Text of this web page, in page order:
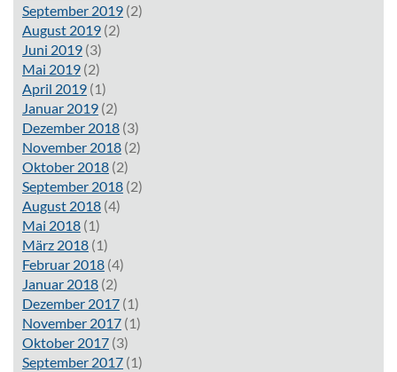
September 2019 (2)
August 2019 (2)
Juni 2019 (3)
Mai 2019 (2)
April 2019 (1)
Januar 2019 (2)
Dezember 2018 (3)
November 2018 (2)
Oktober 2018 (2)
September 2018 (2)
August 2018 (4)
Mai 2018 (1)
März 2018 (1)
Februar 2018 (4)
Januar 2018 (2)
Dezember 2017 (1)
November 2017 (1)
Oktober 2017 (3)
September 2017 (1)